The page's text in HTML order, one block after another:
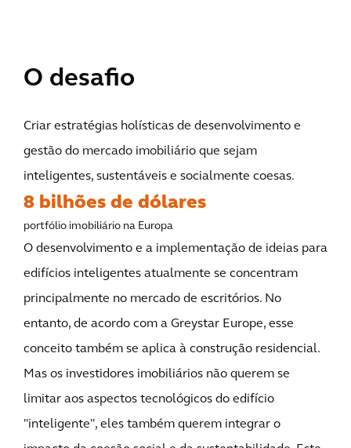
O desafio
Criar estratégias holísticas de desenvolvimento e
gestão do mercado imobiliário que sejam
inteligentes, sustentáveis e socialmente coesas.
8 bilhões de dólares
portfólio imobiliário na Europa
O desenvolvimento e a implementação de ideias para
edifícios inteligentes atualmente se concentram
principalmente no mercado de escritórios. No
entanto, de acordo com a Greystar Europe, esse
conceito também se aplica à construção residencial.
Mas os investidores imobiliários não querem se
limitar aos aspectos tecnológicos do edifício
"inteligente", eles também querem integrar o